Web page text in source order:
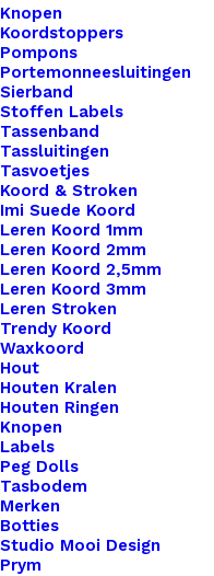
Knopen
Koordstoppers
Pompons
Portemonneesluitingen
Sierband
Stoffen Labels
Tassenband
Tassluitingen
Tasvoetjes
Koord & Stroken
Imi Suede Koord
Leren Koord 1mm
Leren Koord 2mm
Leren Koord 2,5mm
Leren Koord 3mm
Leren Stroken
Trendy Koord
Waxkoord
Hout
Houten Kralen
Houten Ringen
Knopen
Labels
Peg Dolls
Tasbodem
Merken
Botties
Studio Mooi Design
Prym
Nog meer